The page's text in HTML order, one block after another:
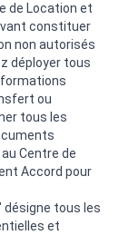
de Location et
constituer
non autorisés
déployer tous
ou
tous les
Centre de
Accord pour
désigne tous les
et